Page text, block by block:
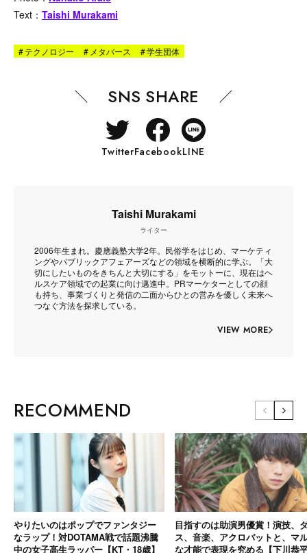
Text： Taishi Murakami
#テクノロジー # メタバース #学生団体
SNS SHARE
TwitterFacebookLINE
Taishi Murakami
ライター
2006年生まれ。慶應義塾大学2年。民俗学をはじめ、マーケティ
ングやパブリックアフェアーズなどの領域を横断的に学ぶ。「大
切にしたいものをきちんと大切にする」をモットーに、現在はヘ
ルスケア領域での起業に向け邁進中。PRマーケターとしての顔
も持ち、事業づくりと発信の二面からひとの営みを優しく未来へ
つなぐ方法を探求している。
VIEW MORE
RECOMMEND
やりたいのはポップでファンタジー
なラップ！対DOTAMA戦で話題沸騰
中の女子高生ラッパー【KT・18歳】
目指すのは助演男優賞！演技、
ス、音楽、アクロバットと、マ
な才能で表現を究める【下川恭